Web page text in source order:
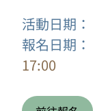
活動日期：
報名日期：
17:00